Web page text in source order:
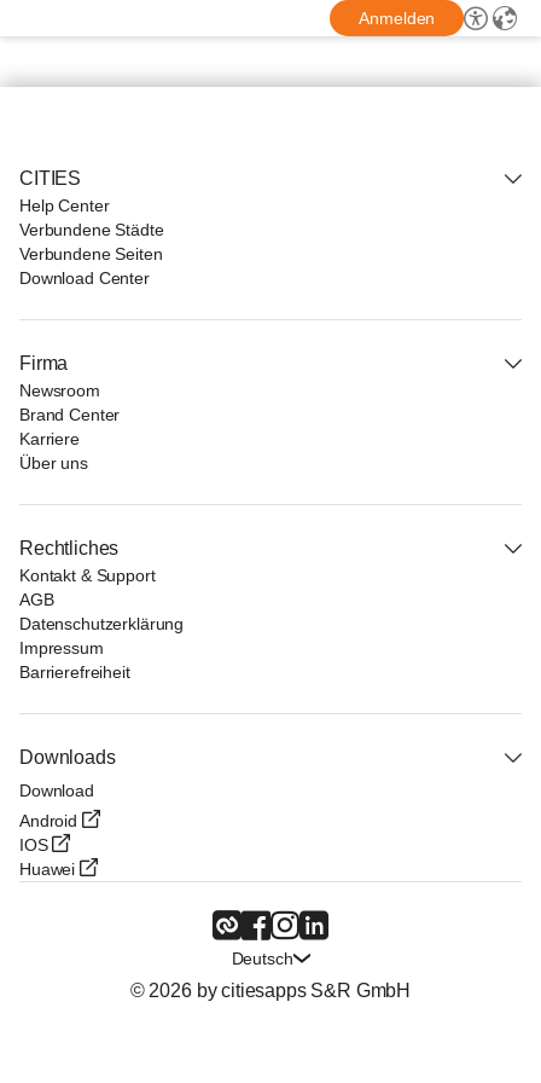
Anmelden
CITIES
Help Center
Verbundene Städte
Verbundene Seiten
Download Center
Firma
Newsroom
Brand Center
Karriere
Über uns
Rechtliches
Kontakt & Support
AGB
Datenschutzerklärung
Impressum
Barrierefreiheit
Downloads
Download
Android
IOS
Huawei
Deutsch
© 2026 by citiesapps S&R GmbH